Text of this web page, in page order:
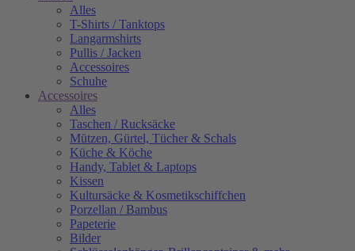
Alles
T-Shirts / Tanktops
Langarmshirts
Pullis / Jacken
Accessoires
Schuhe
Accessoires
Alles
Taschen / Rucksäcke
Mützen, Gürtel, Tücher & Schals
Küche & Köche
Handy, Tablet & Laptops
Kissen
Kultursäcke & Kosmetikschiffchen
Porzellan / Bambus
Papeterie
Bilder